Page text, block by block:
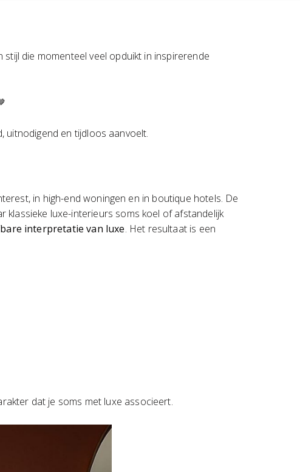
die momenteel veel opduikt in inspirerende
uitnodigend en tijdloos aanvoelt.
in high-end woningen en in boutique hotels. De
klassieke luxe-interieurs soms koel of afstandelijk
interpretatie van luxe. Het resultaat is een
dat je soms met luxe associeert.